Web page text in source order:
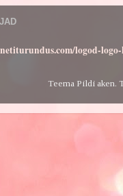
logod-
Teema Pildi aken.